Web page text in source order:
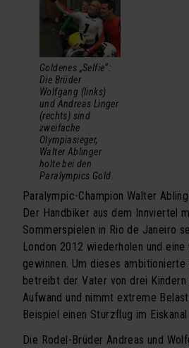
Schachmatt dem Firmentod
Vorsicht Vertrauen
ÜBER UNS
Team
Kooperationen
Referenzen
proM² in der Presse
Downloads
UDO
KONTAKT
Goldenes „Selfie“:
Die Brüder
Wolfgang (links)
und Andreas Linger
(rechts) sind
zweifache
Olympiasieger,
Walter Ablinger
holte bei den
Paralympics Gold.
Paralympic-Champion Walter
Der Handbiker aus dem Innviertel
Sommerspielen in Rio de Janeiro
London 2012 wiederholen und eine
gewinnen. Um dieses
betreibt der Vater von drei Kindern
Aufwand und nimmt extreme
Beispiel einen Sturzflug im
Die Rodel-Brüder Andreas und